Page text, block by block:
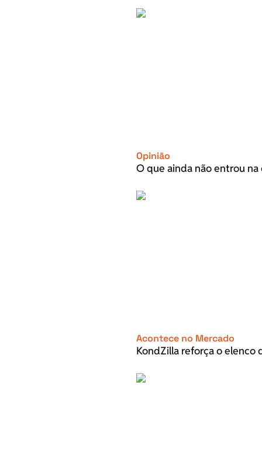
Opinião
O que ainda não entrou
Acontece no Mercado
KondZilla reforça o elenco